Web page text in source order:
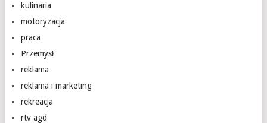
kulinaria
motoryzacja
praca
Przemysł
reklama
reklama i marketing
rekreacja
rtv agd